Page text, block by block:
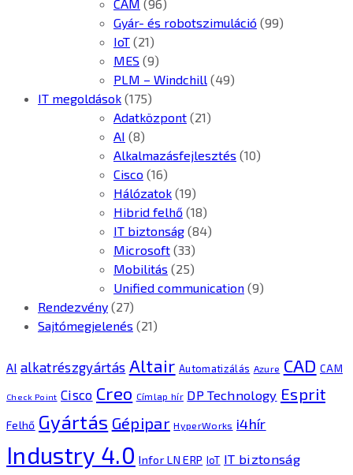
CAM (96)
Gyár- és robotszimuláció (99)
IoT (21)
MES (9)
PLM – Windchill (49)
IT megoldások (175)
Adatközpont (21)
AI (8)
Alkalmazásfejlesztés (10)
Cisco (16)
Hálózatok (19)
Hibrid felhő (18)
IT biztonság (84)
Microsoft (33)
Mobilitás (25)
Unified communication (9)
Rendezvény (27)
Sajtómegjelenés (21)
AI alkatrészgyártás Altair Automatizálás Azure CAD CAM
Check Point Cisco Creo Címlap hír DP Technology Esprit
Felhő Gyártás Gépipar HyperWorks i4hír
Industry 4.0 Infor LN ERP IoT IT biztonság